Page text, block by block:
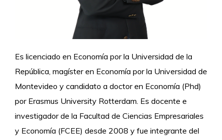
Es licenciado en Economía por la Universidad de la
República, magíster en Economía por la Universidad de
Montevideo y candidato a doctor en Economía (Phd)
por Erasmus University Rotterdam. Es docente e
investigador de la Facultad de Ciencias Empresariales
y Economía (FCEE) desde 2008 y fue integrante del